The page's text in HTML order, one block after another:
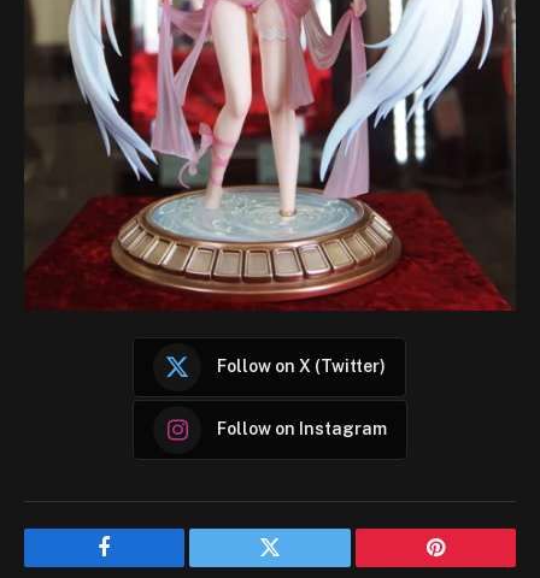
Follow on X (Twitter)
Follow on Instagram
Facebook Twitter Pinterest